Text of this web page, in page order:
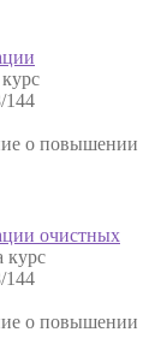
144
о повышении
очистных
курс
144
о повышении